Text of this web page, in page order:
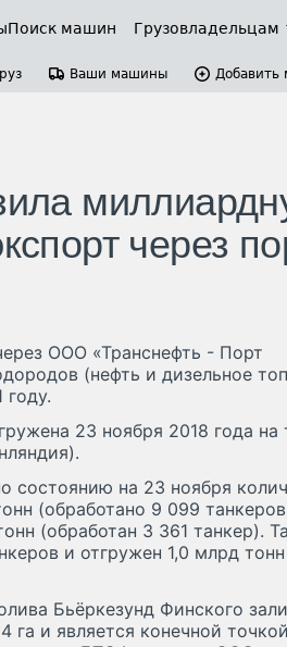
Поиск машин Грузовладельцам
Ваши машины Добавить
через
ООО «Транснефть - Порт
(нефть и дизельное
году.
23 ноября 2018 года на
состоянию на 23 ноября
(обработано 9 099
(обработан 3 361 танкер).
и отгружен 1,0 млрд
Бьёркезунд Финского
га и является конечной точкой